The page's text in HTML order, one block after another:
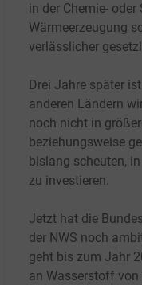
in der Chemie-
Wärmeerzeugung
verlässlicher
Drei Jahre später
anderen Ländern
noch nicht in
beziehungsweise
bislang scheuten,
zu investieren.
Jetzt hat die
der NWS noch
geht bis zum Jahr
an Wasserstoff